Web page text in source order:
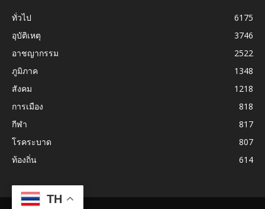
ทั่วไป
6175
อุบัติเหตุ
3746
อาชญากรรม
2522
ภูมิภาค
1348
สังคม
1218
การเมือง
818
กีฬา
817
โรคระบาด
807
ท้องถิ่น
614
TH